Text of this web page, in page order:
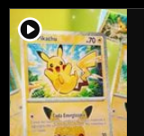
player2